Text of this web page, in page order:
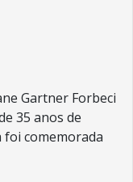
Gartner Forbeci
35 anos de
foi comemorada